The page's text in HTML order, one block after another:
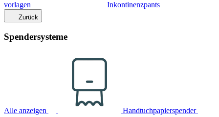
vorlagen Inkontinenzpants
Zurück
Spendersysteme
Alle anzeigen Handtuchpapierspender